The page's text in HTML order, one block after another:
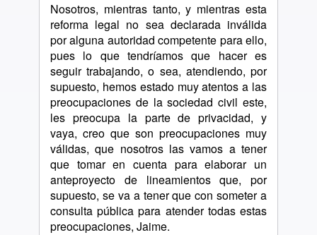
Nosotros, mientras tanto, y mientras esta
reforma legal no sea declarada inválida
por alguna autoridad competente para ello,
pues lo que tendríamos que hacer es
seguir trabajando, o sea, atendiendo, por
supuesto, hemos estado muy atentos a las
preocupaciones de la sociedad civil este,
les preocupa la parte de privacidad, y
vaya, creo que son preocupaciones muy
válidas, que nosotros las vamos a tener
que tomar en cuenta para elaborar un
anteproyecto de lineamientos que, por
supuesto, se va a tener que con someter a
consulta pública para atender todas estas
preocupaciones, Jaime.